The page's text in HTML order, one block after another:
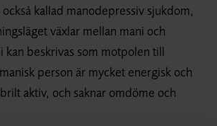
också kallad manodepressiv sjukdom,
växlar mellan mani och
kan beskrivas som motpolen till
person är mycket energisk och
aktiv, och saknar omdöme och